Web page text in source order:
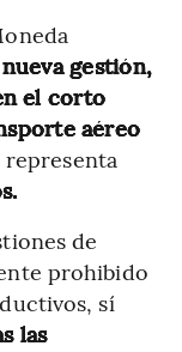
gestión,
el corto
aéreo
de
prohibido
sí
las